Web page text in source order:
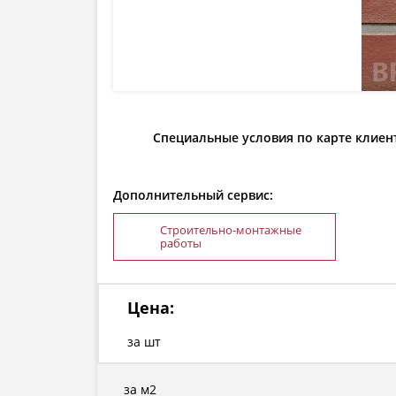
Специальные условия по карте
Дополнительный сервис:
Строительно-монтажные
работы
Цена:
за шт
за м2